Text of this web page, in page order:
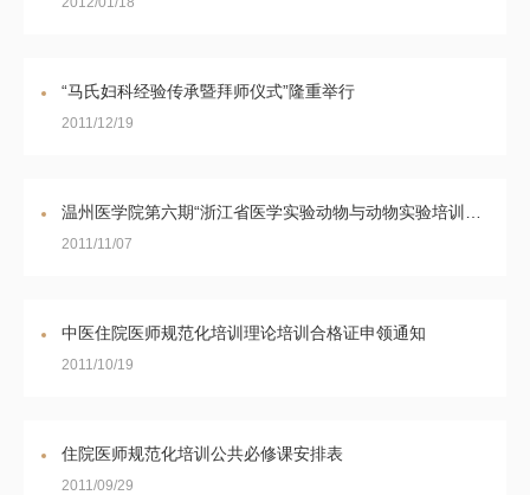
“马氏妇科经验传承暨拜师仪式”隆重举行
2011/12/19
2011/11/07
中医住院医师规范化培训理论培训合格证申领通知
2011/10/19
住院医师规范化培训公共必修课安排表
2011/09/29